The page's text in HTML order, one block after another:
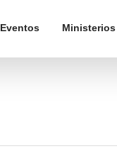
Eventos Ministerios